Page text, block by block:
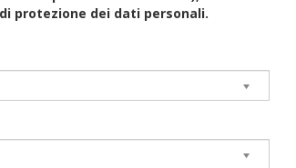
protezione dei dati personali.